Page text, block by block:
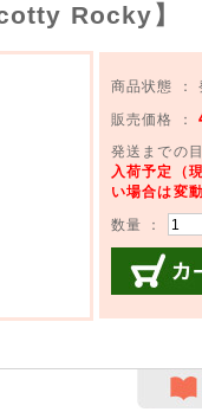
Rocky】
商品状態 ：
販売価格 ：
発送までの
入荷予定（
い場合は変
数量 ：